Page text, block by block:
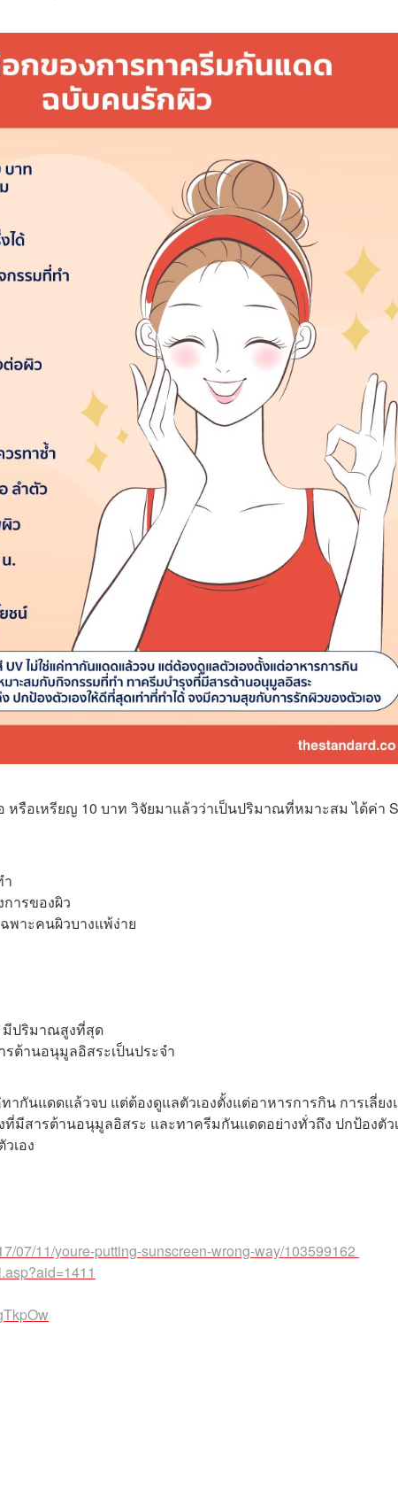
หรือเหรียญ 10 บาท วิจัยมาแล้วว่าเป็นปริมาณที่หมาะสม ได้ค่า
ารของผิว
ฉพาะคนผิวบางแพ้ง่าย
มีปริมาณสูงที่สุด
ต้านอนุมูลอิสระเป็นประจำ
ากันแดดแล้วจบ แต่ต้องดูแลตัวเองตั้งแต่อาหารการกิน การเลี่ยง
มีสารต้านอนุมูลอิสระ และทาครีมกันแดดอย่างทั่วถึง ปกป้องตัว
เอง
07/11/youre-putting-sunscreen-wrong-way/103599162